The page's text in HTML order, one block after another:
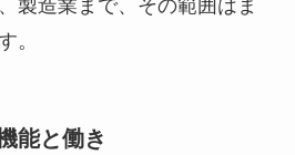
製造業まで、その範囲はま
。
能と働き